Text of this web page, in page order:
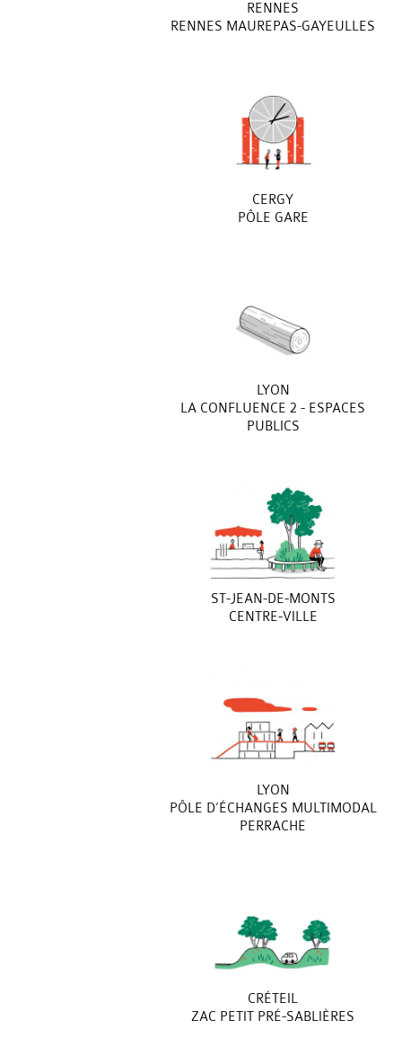
RENNES
RENNES MAUREPAS-GAYEULLES
CERGY
PÔLE GARE
LYON
LA CONFLUENCE 2 - ESPACES
PUBLICS
ST-JEAN-DE-MONTS
CENTRE-VILLE
LYON
PÔLE D’ÉCHANGES MULTIMODAL
PERRACHE
CRÉTEIL
ZAC PETIT PRÉ-SABLIÈRES